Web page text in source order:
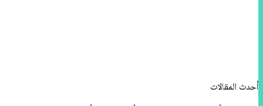
أحدث المقالات